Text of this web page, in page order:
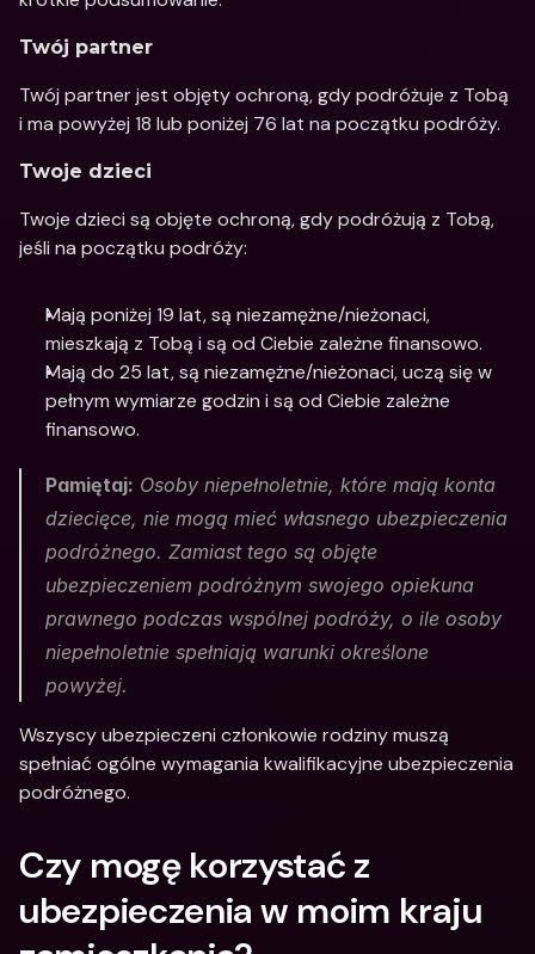
Twój partner
Twój partner jest objęty ochroną, gdy podróżuje z Tobą
i ma powyżej 18 lub poniżej 76 lat na początku podróży.
Twoje dzieci
Twoje dzieci są objęte ochroną, gdy podróżują z Tobą,
jeśli na początku podróży:
Mają poniżej 19 lat, są niezamężne/nieżonaci,
mieszkają z Tobą i są od Ciebie zależne finansowo.
Mają do 25 lat, są niezamężne/nieżonaci, uczą się w
pełnym wymiarze godzin i są od Ciebie zależne
finansowo.
Pamiętaj: Osoby niepełnoletnie, które mają konta
dziecięce, nie mogą mieć własnego ubezpieczenia
podróżnego. Zamiast tego są objęte
ubezpieczeniem podróżnym swojego opiekuna
prawnego podczas wspólnej podróży, o ile osoby
niepełnoletnie spełniają warunki określone
powyżej.
Wszyscy ubezpieczeni członkowie rodziny muszą
spełniać ogólne wymagania kwalifikacyjne ubezpieczenia
podróżnego.
Czy mogę korzystać z
ubezpieczenia w moim kraju